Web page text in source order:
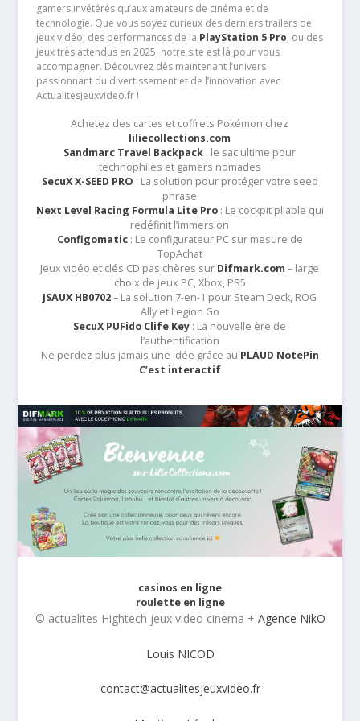
gamers invétérés qu’aux amateurs de cinéma et de
technologie. Que vous soyez curieux des derniers trailers de
jeux vidéo, des performances de la PlayStation 5 Pro, ou des
jeux très attendus en 2025, notre site est là pour vous
accompagner. Découvrez dès maintenant l’univers
passionnant du divertissement et de l’innovation avec
Actualitesjeuxvideo.fr !
Achetez des cartes et coffrets Pokémon chez
liliecollections.com
Sandmarc Travel Backpack : le sac ultime pour
technophiles et gamers nomades
SecuX X-SEED PRO : La solution pour protéger votre seed
phrase
Next Level Racing Formula Lite Pro: Le cockpit pliable qui
redéfinit l’immersion
Configomatic: Le configurateur PC sur mesure de
TopAchat
Jeux vidéo et clés CD pas chères sur Difmark.com – large
choix de jeux PC, Xbox, PS5
JSAUX HB0702– La solution 7-en-1 pour Steam Deck, ROG
Ally et Legion Go
SecuX PUFido Clife Key : La nouvelle ère de
l’authentification
Ne perdez plus jamais une idée grâce au PLAUD NotePin
C’est interactif
casinos en ligne
roulette en ligne
© actualites Hightech jeux video cinema + Agence NikO
Louis NICOD
contact@actualitesjeuxvideo.fr